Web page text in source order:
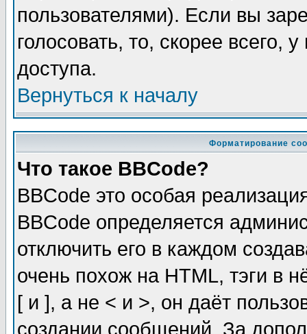
пользователями). Если вы
голосовать, то, скорее всего,
доступа.
Вернуться к началу
Форматирование
Что такое BBCode?
BBCode это особая
BBCode определяется
отключить его в каждом
очень похож на HTML, тэги в
[ и ], а не < и >, он даёт
создании сообщений. За